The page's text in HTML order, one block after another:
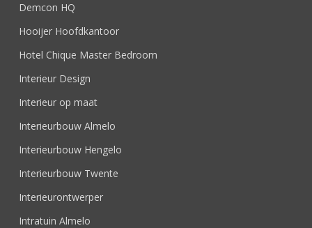
Demcon HQ
Hooijer Hoofdkantoor
Hotel Chique Master Bedroom
Interieur Design
Interieur op maat
Interieurbouw Almelo
Interieurbouw Hengelo
Interieurbouw Twente
Interieurontwerper
Intratuin Almelo